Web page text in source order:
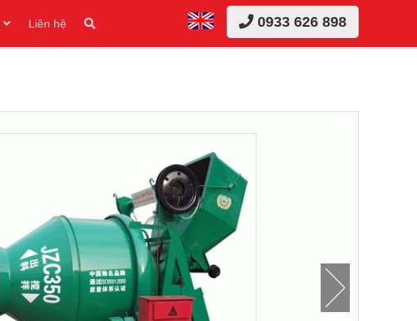
0933 626 898
Liên hệ